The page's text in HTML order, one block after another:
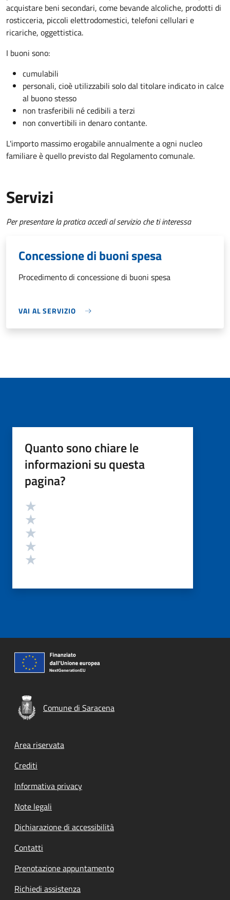
acquistare beni secondari, come bevande alcoliche, prodotti di
rosticceria, piccoli elettrodomestici, telefoni cellulari e
ricariche, oggettistica.
I buoni sono:
cumulabili
personali, cioè utilizzabili solo dal titolare indicato in calce
al buono stesso
non trasferibili né cedibili a terzi
non convertibili in denaro contante.
L'importo massimo erogabile annualmente a ogni nucleo
familiare è quello previsto dal Regolamento comunale.
Servizi
Per presentare la pratica accedi al servizio che ti interessa
Concessione di buoni spesa
Procedimento di concessione di buoni spesa
VAI AL SERVIZIO
Quanto sono chiare le
informazioni su questa
pagina?
Valutazione
Comune di Saracena
Footer menu
Area riservata
Crediti
Informativa privacy
Note legali
Dichiarazione di accessibilità
Contatti
Prenotazione appuntamento
Richiedi assistenza